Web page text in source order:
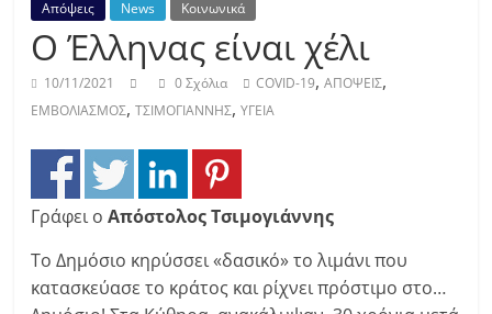
Απόψεις News Κοινωνικά
Ο Έλληνας είναι χέλι
10/11/2021 0 Σχόλια COVID-19,ΑΠΟΨΕΙΣ,
ΕΜΒΟΛΙΑΣΜΟΣ,ΤΣΙΜΟΓΙΑΝΝΗΣ,ΥΓΕΙΑ
Γράφει οΑπόστολος Τσιμογιάννης
Το Δημόσιο κηρύσσει «δασικό» το λιμάνι που
κατασκεύασε το κράτος και ρίχνει πρόστιμο στο…